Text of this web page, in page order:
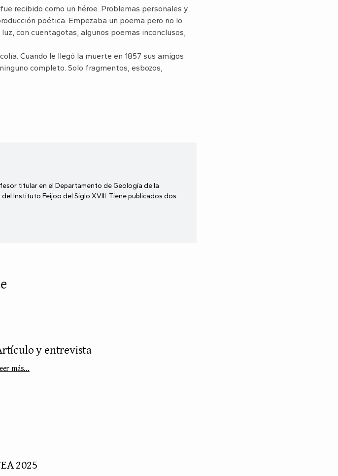
recibido como un héroe. Problemas personales y
poética. Empezaba un poema pero no lo
con cuentagotas, algunos poemas inconclusos,
Cuando le llegó la muerte en 1857 sus amigos
completo. Solo fragmentos, esbozos,
titular en el Departamento de Geología de la
Instituto Feijoo del Siglo XVIII. Tiene publicados dos
y entrevista
más...
2025